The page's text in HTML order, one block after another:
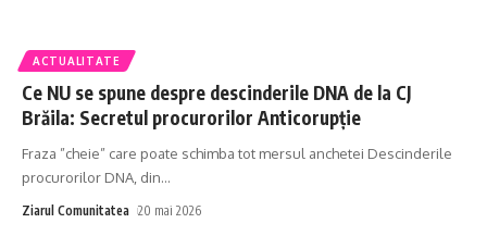
ACTUALITATE
Ce NU se spune despre descinderile DNA de la CJ
Brăila: Secretul procurorilor Anticorupție
Fraza ”cheie” care poate schimba tot mersul anchetei Descinderile
procurorilor DNA, din…
Ziarul Comunitatea 20 mai 2026